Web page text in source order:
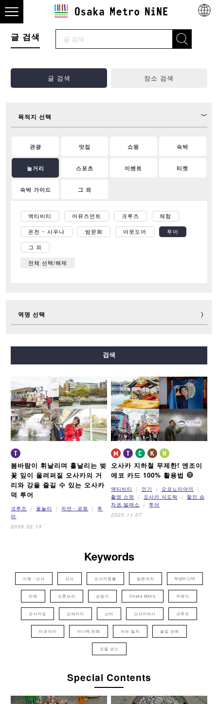
글 검색
글 검색 장소 검색
목적지 선택
관광 맛집 쇼핑 숙박
놀거리 스포츠 이벤트 티켓
숙박 가이드 그 외
액티비티 어뮤즈먼트 크루즈 체험
온천 ･ 사우나 밤문화 아웃도어 투어
그 외
전체 선택/해제
역명 선택
사카이스지선
이마자토스지선
검색
봄바람이 휘날리며 흩날리는 벚
꽃 잎이 울려퍼질 오사카의 거
리와 강을 즐길 수 있는 오사카
덕 투어
크루즈 꽃놀이 자연・공원
투
어
2026.02.13
오사카 지하철 무제한! 엔조이
에코 카드 100% 활용법
액티비티 인기
오코노미야끼
촬영 스팟
오사카 식도락
할인 승
차권 발매소
투어
2025.11.07
Keywords
사원・신사 신사 오사카명물 일본과자 Night Life
라멘 도톤보리 상점가 Osaka Metro 우메다
오사카성 신세카이 난바 신사이바시 크루즈
타코야끼 아니메,만화 서브 컬처 술집 순례
모델 코스
Special Contents